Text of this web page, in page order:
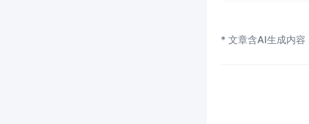
* 文章含AI生成内容